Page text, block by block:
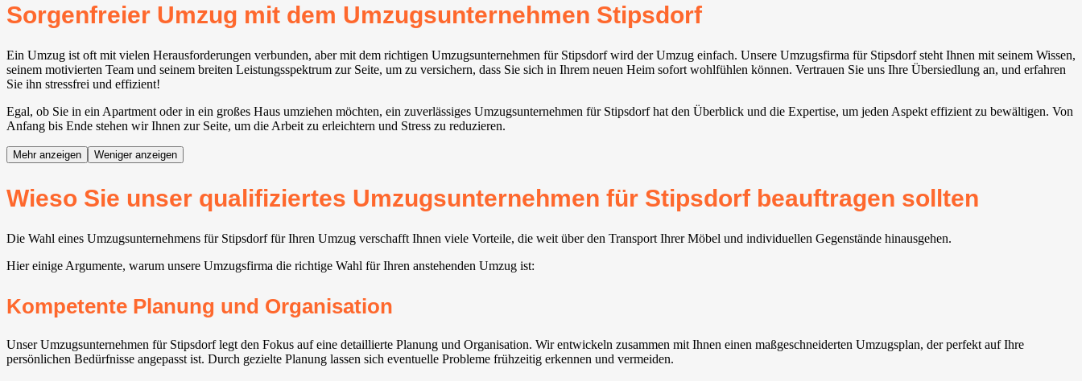
Sorgenfreier Umzug mit dem Umzugsunternehmen Stipsdorf
Ein Umzug ist oft mit vielen Herausforderungen verbunden, aber mit dem richtigen Umzugsunternehmen für Stipsdorf wird der Umzug einfach. Unsere Umzugsfirma für Stipsdorf steht Ihnen mit seinem Wissen,
seinem motivierten Team und seinem breiten Leistungsspektrum zur Seite, um zu versichern, dass Sie sich in Ihrem neuen Heim sofort wohlfühlen können. Vertrauen Sie uns Ihre Übersiedlung an, und erfahren
Sie ihn stressfrei und effizient!
Egal, ob Sie in ein Apartment oder in ein großes Haus umziehen möchten, ein zuverlässiges Umzugsunternehmen für Stipsdorf hat den Überblick und die Expertise, um jeden Aspekt effizient zu bewältigen. Von
Anfang bis Ende stehen wir Ihnen zur Seite, um die Arbeit zu erleichtern und Stress zu reduzieren.
Mehr anzeigen Weniger anzeigen
Wieso Sie unser qualifiziertes Umzugsunternehmen für Stipsdorf beauftragen sollten
Die Wahl eines Umzugsunternehmens für Stipsdorf für Ihren Umzug verschafft Ihnen viele Vorteile, die weit über den Transport Ihrer Möbel und individuellen Gegenstände hinausgehen.
Hier einige Argumente, warum unsere Umzugsfirma die richtige Wahl für Ihren anstehenden Umzug ist:
Kompetente Planung und Organisation
Unser Umzugsunternehmen für Stipsdorf legt den Fokus auf eine detaillierte Planung und Organisation. Wir entwickeln zusammen mit Ihnen einen maßgeschneiderten Umzugsplan, der perfekt auf Ihre
persönlichen Bedürfnisse angepasst ist. Durch gezielte Planung lassen sich eventuelle Probleme frühzeitig erkennen und vermeiden.